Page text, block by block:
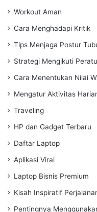
Workout Aman
Cara Menghadapi Kritik
Tips Menjaga Postur
Strategi Mengikuti
Cara Menentukan Nilai
Mengatur Aktivitas
Traveling
HP dan Gadget Terbaru
Daftar Laptop
Aplikasi Viral
Laptop Bisnis Premium
Kisah Inspiratif
Pentingnya